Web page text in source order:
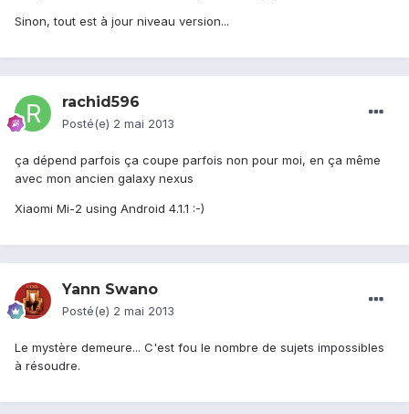
Sinon, tout est à jour niveau version...
rachid596
Posté(e) 2 mai 2013
ça dépend parfois ça coupe parfois non pour moi, en ça même
avec mon ancien galaxy nexus
Xiaomi Mi-2 using Android 4.1.1 :-)
Yann Swano
Posté(e) 2 mai 2013
Le mystère demeure... C'est fou le nombre de sujets impossibles
à résoudre.